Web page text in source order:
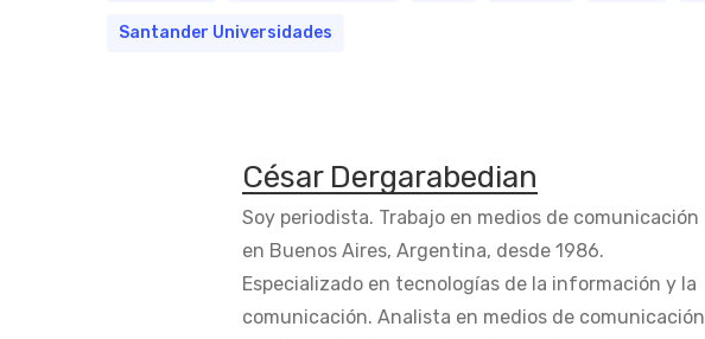
Santander Universidades
César Dergarabedian
Soy periodista. Trabajo en medios de comunicación
en Buenos Aires, Argentina, desde 1986.
Especializado en tecnologías de la información y la
comunicación. Analista en medios de comunicación